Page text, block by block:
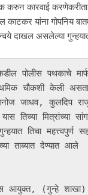
करुन कारवाई
यांना गोपनिय
असलेल्या गुन्हयातील
पोलीस पथकाचे
चौकशी केली
जाधव, कुलदिप
तिच्या मित्रांच्या
तिचा महत्त्वपुर्ण
ताब्यात देण्यात आले
आयुक्त, (गुन्हे